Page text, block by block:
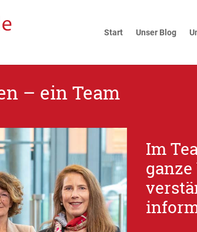
Start Unser Blog
– ein Team
Im